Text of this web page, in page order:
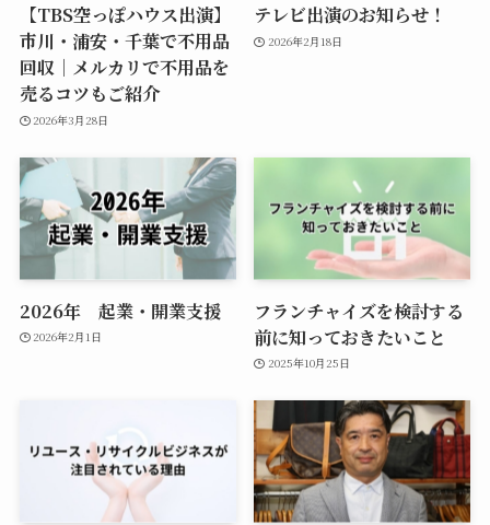
【TBS空っぽハウス出演】
市川・浦安・千葉で不用品
回収｜メルカリで不用品を
売るコツもご紹介
2026年3月28日
テレビ出演のお知らせ！
2026年2月18日
2026年 起業・開業支援
2026年2月1日
フランチャイズを検討する
前に知っておきたいこと
2025年10月25日